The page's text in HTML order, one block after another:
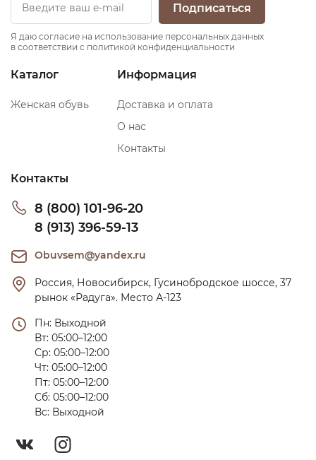
Подписаться
Я даю согласие на использование персональных данных
в соответствии с политикой конфиденциальности
Каталог
Женская обувь
Информация
Доставка и оплата
О нас
Контакты
Контакты
8 (800) 101-96-20
8 (913) 396-59-13
Obuvsem@yandex.ru
Россия, Новосибирск, Гусинобродское шоссе, 37
рынок «Радуга». Место А-123
Пн: Выходной
Вт: 05:00–12:00
Ср: 05:00–12:00
Чт: 05:00–12:00
Пт: 05:00–12:00
Сб: 05:00–12:00
Вс: Выходной